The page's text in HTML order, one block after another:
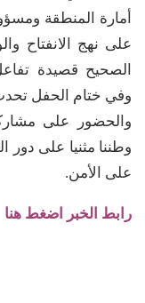
أمارة المنطقة
على نهج الانفتاح
الصحيح قصيدة
وفي ختام الحفل
والحضور على
وطننا مثنيا على دور
على الأمن.
رابط الخبر اضغط هنا